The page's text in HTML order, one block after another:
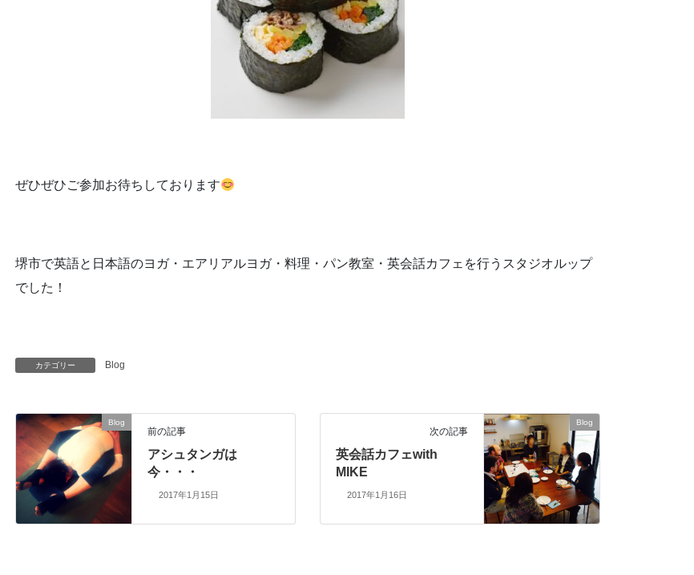
ぜひぜひご参加お待ちしております
堺市で英語と日本語のヨガ・エアリアルヨガ・料理・パン教室・英会話カフェを行うスタジオルップ
でした！
カテゴリー Blog
Blog
前の記事
アシュタンガは
今・・・
2017年1月15日
Blog
次の記事
英会話カフェwith
MIKE
2017年1月16日